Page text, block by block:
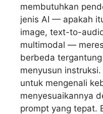
membutuhkan
jenis AI — apakah
image, text-to-
multimodal —
berbeda
menyusun
untuk mengenali
menyesuaikannya
prompt yang tepat.